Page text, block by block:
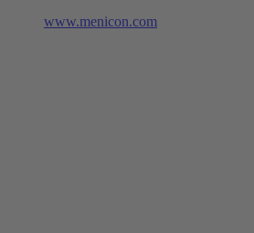
www.menicon.com